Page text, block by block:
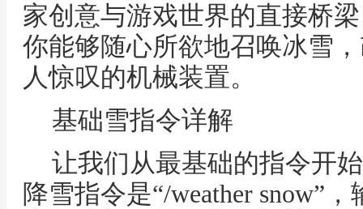
家创意与游戏世界的直接桥
你能够随心所欲地召唤冰雪
人惊叹的机械装置。
基础雪指令详解
让我们从最基础的指令开
降雪指令是“/weather snow”